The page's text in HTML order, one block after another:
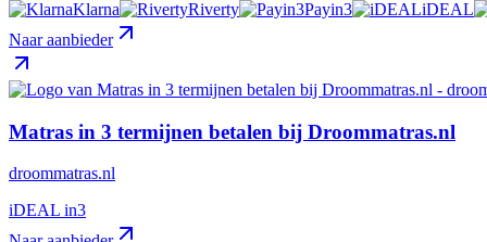
Klarna Riverty Payin3
iDEAL
Naar aanbieder
Matras in 3 termijnen betalen bij Droommatras.nl
droommatras.nl
iDEAL in3